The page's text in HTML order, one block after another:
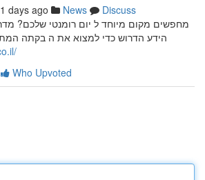
days ago News
Discuss
מחפשים מקום מיוחד ל יום רומנטי שלכם?
הידע הדרוש כדי למצוא את ה בקתה
Who Upvoted